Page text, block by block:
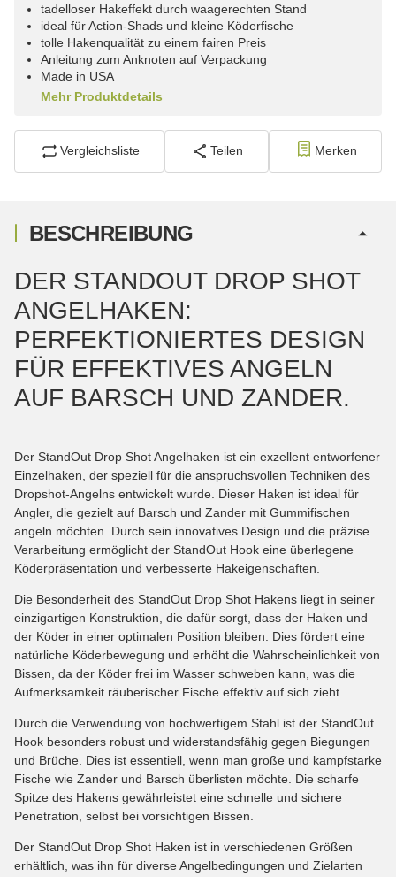
tadelloser Hakeffekt durch waagerechten Stand
ideal für Action-Shads und kleine Köderfische
tolle Hakenqualität zu einem fairen Preis
Anleitung zum Anknoten auf Verpackung
Made in USA
Mehr Produktdetails
Vergleichsliste Teilen Merken
BESCHREIBUNG
DER STANDOUT DROP SHOT
ANGELHAKEN:
PERFEKTIONIERTES DESIGN
FÜR EFFEKTIVES ANGELN
AUF BARSCH UND ZANDER.
Der StandOut Drop Shot Angelhaken ist ein exzellent entworfener
Einzelhaken, der speziell für die anspruchsvollen Techniken des
Dropshot-Angelns entwickelt wurde. Dieser Haken ist ideal für
Angler, die gezielt auf Barsch und Zander mit Gummifischen
angeln möchten. Durch sein innovatives Design und die präzise
Verarbeitung ermöglicht der StandOut Hook eine überlegene
Köderpräsentation und verbesserte Hakeigenschaften.
Die Besonderheit des StandOut Drop Shot Hakens liegt in seiner
einzigartigen Konstruktion, die dafür sorgt, dass der Haken und
der Köder in einer optimalen Position bleiben. Dies fördert eine
natürliche Köderbewegung und erhöht die Wahrscheinlichkeit von
Bissen, da der Köder frei im Wasser schweben kann, was die
Aufmerksamkeit räuberischer Fische effektiv auf sich zieht.
Durch die Verwendung von hochwertigem Stahl ist der StandOut
Hook besonders robust und widerstandsfähig gegen Biegungen
und Brüche. Dies ist essentiell, wenn man große und kampfstarke
Fische wie Zander und Barsch überlisten möchte. Die scharfe
Spitze des Hakens gewährleistet eine schnelle und sichere
Penetration, selbst bei vorsichtigen Bissen.
Der StandOut Drop Shot Haken ist in verschiedenen Größen
erhältlich, was ihn für diverse Angelbedingungen und Zielarten